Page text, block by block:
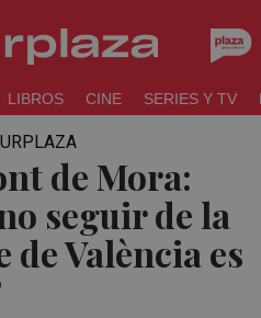
LIBROS CINE SERIES Y TV
de Mora:
seguir de la
València es